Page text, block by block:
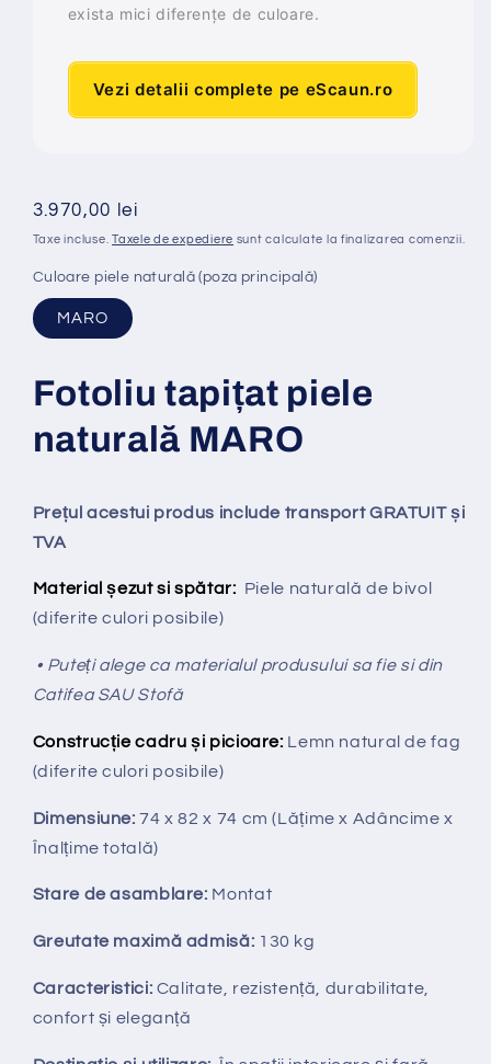
exista mici diferențe de culoare.
Vezi detalii complete pe eScaun.ro
Preț
obișnuit
3.970,00 lei
Taxe incluse.Taxele de expediere sunt calculate la finalizarea comenzii.
Culoare piele naturală (poza principală)
MARO
Fotoliu tapițat piele
naturală MARO
Prețul acestui produs include transport GRATUIT și
TVA
Material șezut si spătar: Piele naturală de bivol
(diferite culori posibile)
• Puteți alege ca materialul produsului sa fie si din
Catifea SAU Stofă
Construcție cadru și picioare: Lemn natural de fag
(diferite culori posibile)
Dimensiune: 74 x 82 x 74 cm(Lățime x Adâncime x
Înalțime totală)
Stare de asamblare: Montat
Greutate maximă admisă: 130 kg
Caracteristici: Calitate, rezistență, durabilitate,
confort și eleganță